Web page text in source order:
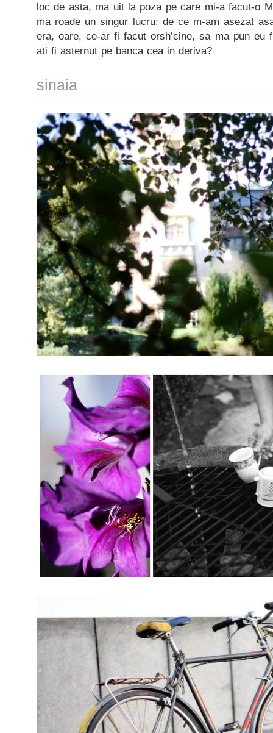
loc de asta, ma uit la poza pe care mi-a facut-o
ma roade un singur lucru: de ce m-am asezat
era, oare, ce-ar fi facut orsh’cine, sa ma pun eu
ati fi asternut pe banca cea in deriva?
sinaia